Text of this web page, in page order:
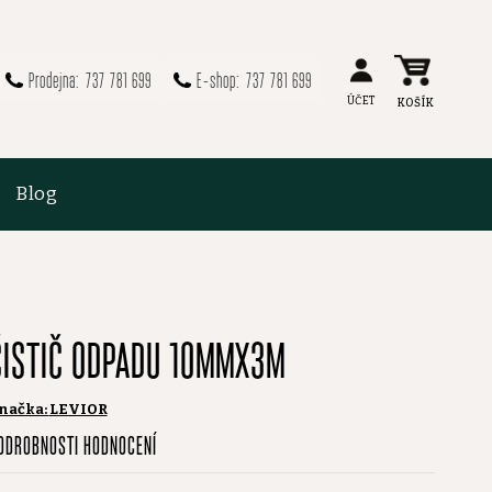
737 781 699
737 781 699
Blog
ODPADU 10MMX3M
HODNOCENÍ
LEVIOR